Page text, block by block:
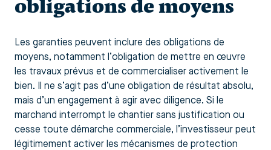
obligations de moyens
Les garanties peuvent inclure des obligations de
moyens, notamment l’obligation de mettre en œuvre
les travaux prévus et de commercialiser activement le
bien. Il ne s’agit pas d’une obligation de résultat absolu,
mais d’un engagement à agir avec diligence. Si le
marchand interrompt le chantier sans justification ou
cesse toute démarche commerciale, l’investisseur peut
légitimement activer les mécanismes de protection